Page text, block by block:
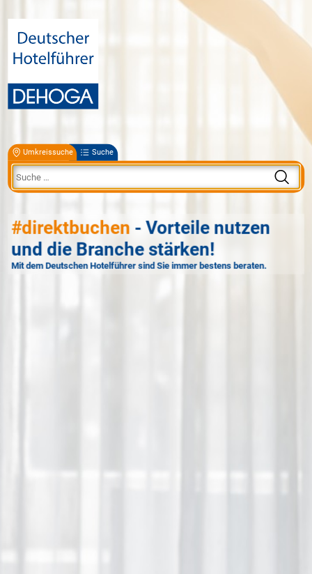
Umkreissuche Suche
#direktbuchen - Vorteile nutzen
und die Branche stärken!
Mit dem Deutschen Hotelführer sind Sie immer bestens beraten.